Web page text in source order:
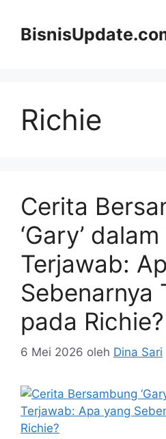
Richie
Cerita
‘Gary’
Terjawab:
Sebenarnya
pada Richie?
6 Mei 2026 oleh Dina Sari